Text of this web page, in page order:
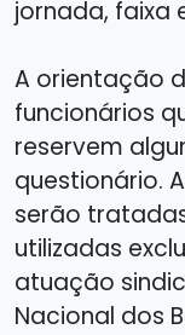
jornada, faixa
A orientação
funcionários
reservem
questionário.
serão
utilizadas
atuação
Nacional dos